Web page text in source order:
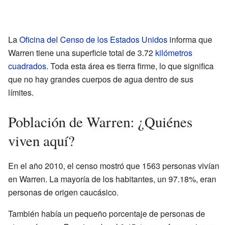
LaOficina del Censo de los Estados Unidos informa que
Warren tiene una superficie total de 3.72 kilómetros
cuadrados. Toda esta área es tierra firme, lo que significa
que no hay grandes cuerpos de agua dentro de sus
límites.
Población de Warren: ¿Quiénes
viven aquí?
En el año 2010, el censo mostró que 1563 personas vivían
en Warren. La mayoría de los habitantes, un 97.18%, eran
personas de origen caucásico.
También había un pequeño porcentaje de personas de